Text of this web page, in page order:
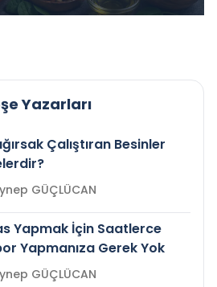
Yazarları
Çalıştıran Besinler
Zeynep GÜÇLÜCAN
Yapmak İçin Saatlerce
Yapmanıza Gerek Yok
Zeynep GÜÇLÜCAN